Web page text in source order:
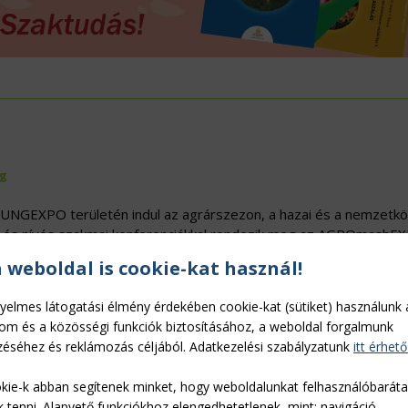
területén indul az agrárszezon, a hazai és a
nívós szakmai konferenciákkal rendezik meg az
tapasztalatai szerint a résztvevők jelentős része már a
döntő hányaduk pedig visszatérő vendég.
a látogatókat az AGROmashEXPO
05
a fokozott egészségügyi higiéniai rendelkezések
weboldal is cookie-kat használ!
látogatási élmény érdekében cookie-kat (sütiket) használunk
és a közösségi funkciók biztosításához, a weboldal forgalmunk
és reklámozás céljából. Adatkezelési szabályzatunk itt
k abban segítenek minket, hogy weboldalunkat